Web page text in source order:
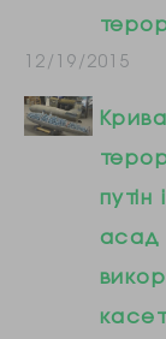
12/19/2015
путін і
асад